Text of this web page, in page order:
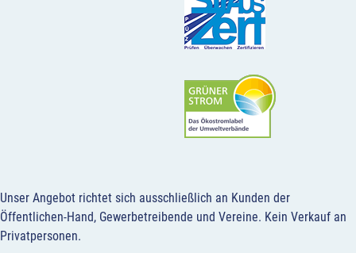
Unser Angebot richtet sich ausschließlich an Kunden der
Öffentlichen-Hand, Gewerbetreibende und Vereine. Kein Verkauf an
Privatpersonen.